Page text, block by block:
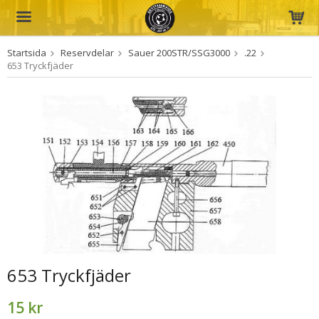
Startsida Reservdelar Sauer 200STR/SSG3000
.22
653 Tryckfjäder
653 Tryckfjäder
15 kr